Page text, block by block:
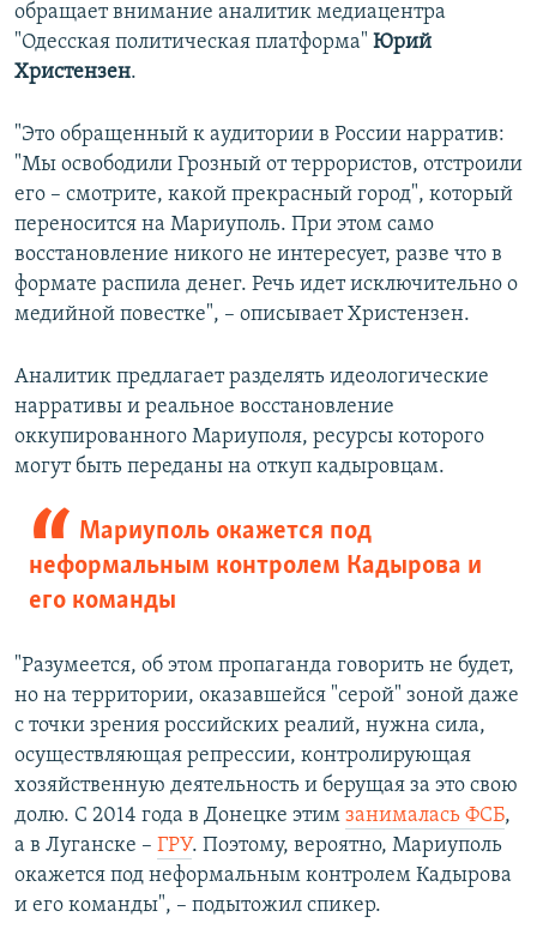
обращает внимание аналитик медиацентра
"Одесская политическая платформа" Юрий
Христензен.
"Это обращенный к аудитории в России нарратив:
"Мы освободили Грозный от террористов, отстроили
его – смотрите, какой прекрасный город", который
переносится на Мариуполь. При этом само
восстановление никого не интересует, разве что в
формате распила денег. Речь идет исключительно о
медийной повестке", – описывает Христензен.
Аналитик предлагает разделять идеологические
нарративы и реальное восстановление
оккупированного Мариуполя, ресурсы которого
могут быть переданы на откуп кадыровцам.
Мариуполь окажется под
неформальным контролем Кадырова и
его команды
"Разумеется, об этом пропаганда говорить не будет,
но на территории, оказавшейся "серой" зоной даже
с точки зрения российских реалий, нужна сила,
осуществляющая репрессии, контролирующая
хозяйственную деятельность и берущая за это свою
долю. С 2014 года в Донецке этим занималась ФСБ,
а в Луганске – ГРУ. Поэтому, вероятно, Мариуполь
окажется под неформальным контролем Кадырова
и его команды", – подытожил спикер.